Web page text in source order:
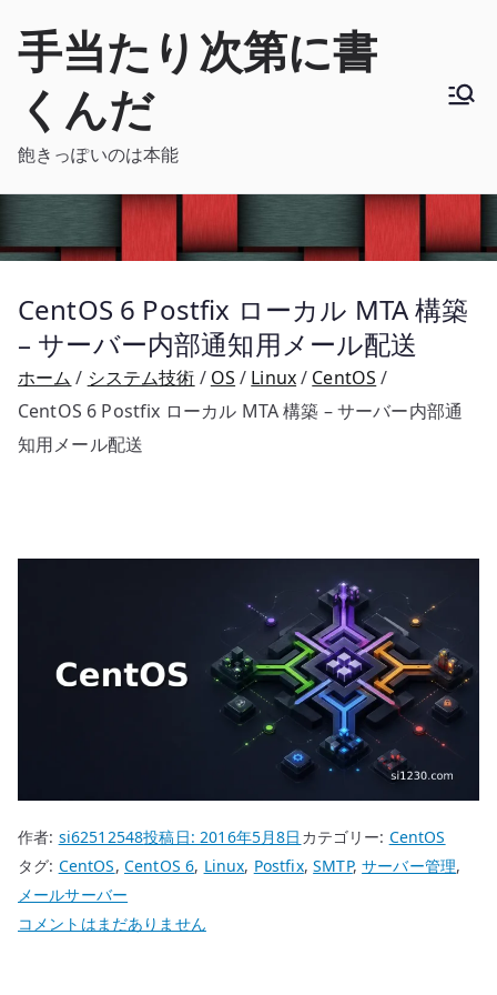
手当たり次第に書
くんだ
飽きっぽいのは本能
CentOS 6 Postfix ローカル MTA 構築
– サーバー内部通知用メール配送
ホーム システム技術 OS Linux
CentOS
CentOS 6 Postfix ローカル MTA 構築 – サーバー内部通
知用メール配送
作者: si62512548投稿日:2016年5月8日 カテゴリー: CentOS
タグ: CentOS, CentOS 6, Linux, Postfix,SMTP,サーバー管理,
メールサーバー
CentOS
コメントはまだありません